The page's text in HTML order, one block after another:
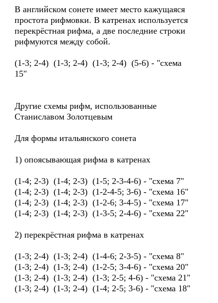
В английском сонете имеет место кажущаяся
простота рифмовки. В катренах используется
перекрёстная рифма, а две последние строки
рифмуются между собой.
(1-3; 2-4) (1-3; 2-4) (1-3; 2-4) (5-6) - "схема
15"
Другие схемы рифм, использованные
Станиславом Золотцевым
Для формы итальянского сонета
1) опоясывающая рифма в катренах
(1-4; 2-3) (1-4; 2-3) (1-5; 2-3-4-6) - "схема 7"
(1-4; 2-3) (1-4; 2-3) (1-2-4-5; 3-6) - "схема 16"
(1-4; 2-3) (1-4; 2-3) (1-2-6; 3-4-5) - "схема 17"
(1-4; 2-3) (1-4; 2-3) (1-3-5; 2-4-6) - "схема 22"
2) перекрёстная рифма в катренах
(1-3; 2-4) (1-3; 2-4) (1-4-6; 2-3-5) - "схема 8"
(1-3; 2-4) (1-3; 2-4) (1-2-5; 3-4-6) - "схема 20"
(1-3; 2-4) (1-3; 2-4) (1-3; 2-5; 4-6) - "схема 21"
(1-3; 2-4) (1-3; 2-4) (1-4; 2-5; 3-6) - "схема 18"